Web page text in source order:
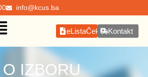
info@kcus.ba
eListaČekanjaKontakt
IZBORU